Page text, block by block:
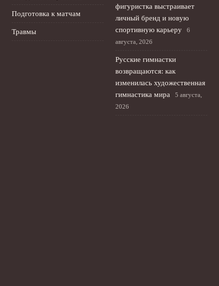
Подготовка к матчам
Травмы
фигуристка выстраивает
личный бренд и новую
спортивную карьеру
6
августа, 2026
Русские гимнастки
возвращаются: как
изменилась художественная
гимнастика мира
5 августа,
2026